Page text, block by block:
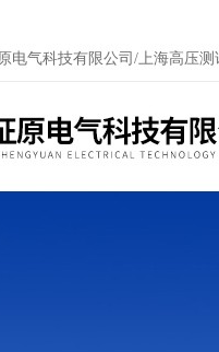
电气科技有限公司/上海高压测